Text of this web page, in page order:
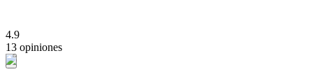
4.9
13 opiniones